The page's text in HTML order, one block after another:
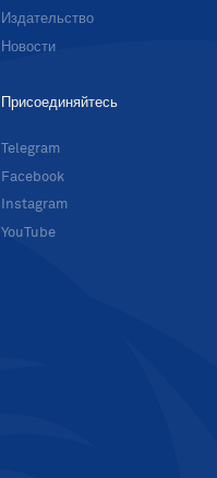
Издательство
Новости
Присоединяйтесь
Telegram
Facebook
Instagram
YouTube